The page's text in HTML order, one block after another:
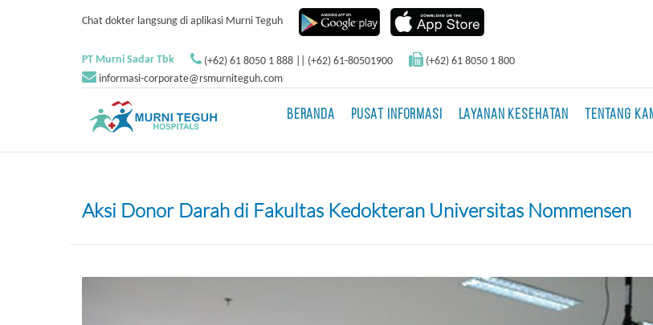
Chat dokter langsung di aplikasi Murni Teguh
PT Murni Sadar Tbk (+62) 61 8050 1 888 || (+62) 61-80501900
(+62) 61 8050 1 800
informasi-corporate@rsmurniteguh.com
BERANDA PUSAT INFORMASI LAYANAN KESEHATAN TENTANG
Aksi Donor Darah di Fakultas Kedokteran Universitas Nommensen